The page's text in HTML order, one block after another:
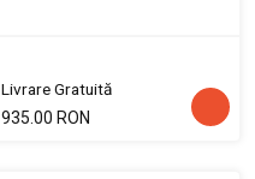
Livrare Gratuită
935.00 RON